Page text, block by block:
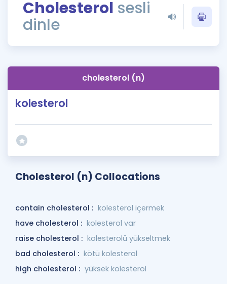
ÖSYM Sınav Takvimi
Kampanyalar
İngilizce Gramer
Cholesterol sesli
dinle
cholesterol (n)
kolesterol
Cholesterol (n) Collocations
contain cholesterol : kolesterol içermek
have cholesterol : kolesterol var
raise cholesterol : kolesterolü yükseltmek
bad cholesterol : kötü kolesterol
high cholesterol : yüksek kolesterol